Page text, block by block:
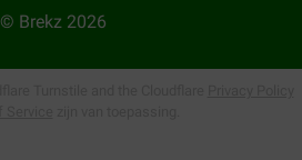
© Brekz 2026